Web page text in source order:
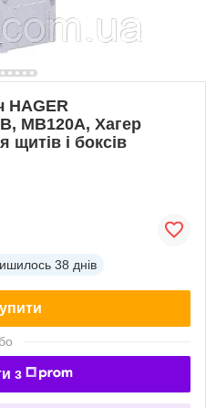
HAGER
MB120A, Хагер
і боксів
38 днів
з